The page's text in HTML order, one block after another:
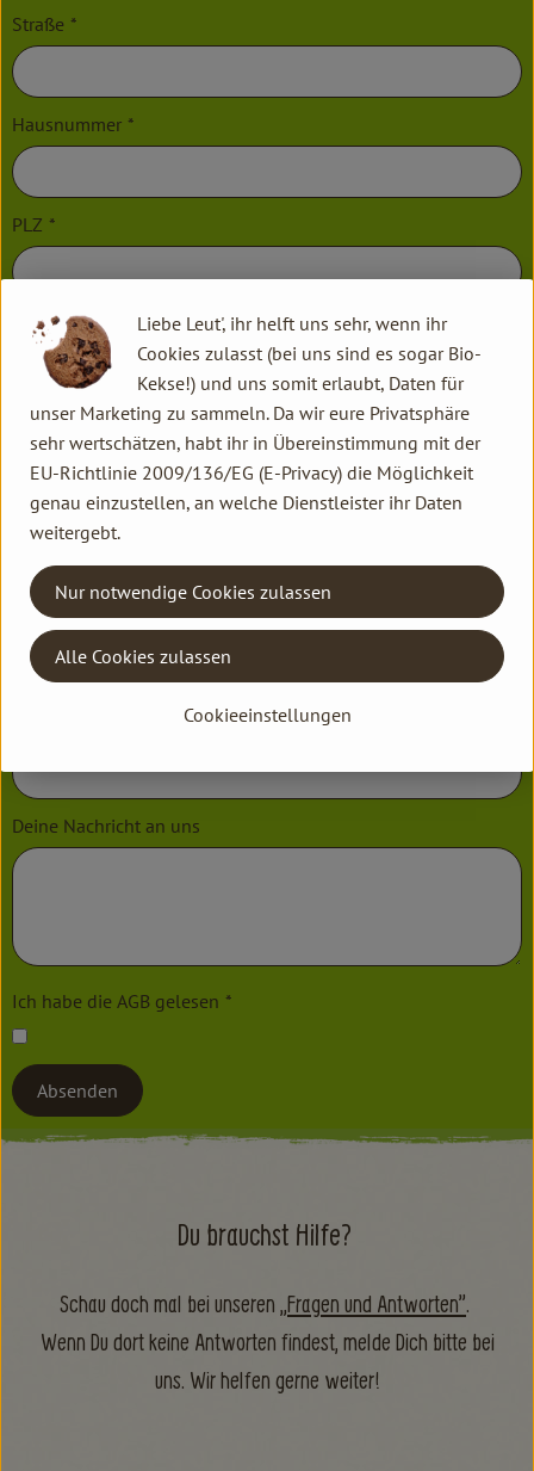
Straße *
Hausnummer *
PLZ *
Ort *
Telefon *
E-Mail *
Bank *
IBAN (ohne Leerstellen) *
Deine Nachricht an uns
Ich habe die AGB gelesen *
Absenden
Du brauchst Hilfe?
Schau doch mal bei unseren „Fragen und Antworten”.
Wenn Du dort keine Antworten findest, melde Dich bitte bei
uns. Wir helfen gerne weiter!
Liebe Leut', ihr helft uns sehr, wenn ihr
Cookies zulasst (bei uns sind es sogar Bio-
Kekse!) und uns somit erlaubt, Daten für
unser Marketing zu sammeln. Da wir eure Privatsphäre
sehr wertschätzen, habt ihr in Übereinstimmung mit der
EU-Richtlinie 2009/136/EG (E-Privacy) die Möglichkeit
genau einzustellen, an welche Dienstleister ihr Daten
weitergebt.
Cookieeinstellungen
Nur notwendige Cookies zulassen
Alle Cookies zulassen